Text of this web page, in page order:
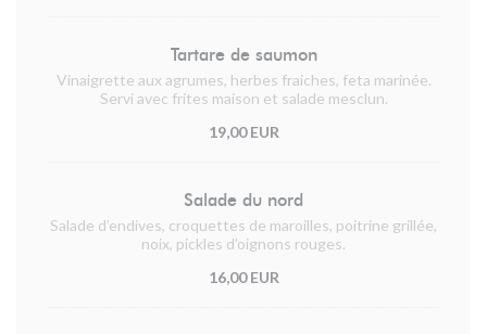
Tartare de saumon
Vinaigrette aux agrumes, herbes fraiches, feta marinée.
Servi avec frites maison et salade mesclun.
19,00 EUR
Salade du nord
Salade d’endives, croquettes de maroilles, poitrine grillée,
noix, pickles d’oignons rouges.
16,00 EUR